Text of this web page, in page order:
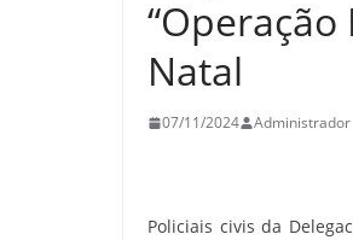
Natal
07/11/2024 Administrador
Policiais civis da